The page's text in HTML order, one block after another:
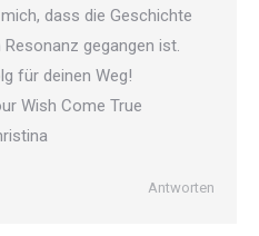
dass die Geschichte
gegangen ist.
für deinen Weg!
Wish Come True
Antworten